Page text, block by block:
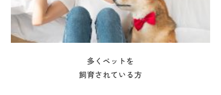
多くペットを
飼育されている方